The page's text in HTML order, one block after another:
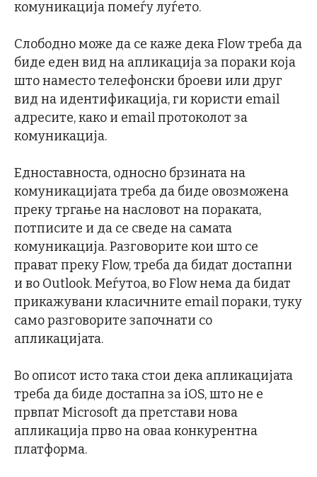
комуникација помеѓу луѓето.
Слободно може да се каже дека Flow треба да
биде еден вид на апликација за пораки која
што наместо телефонски броеви или друг
вид на идентификација, ги користи email
адресите, како и email протоколот за
комуникација.
Едноставноста, односно брзината на
комуникацијата треба да биде овозможена
преку тргање на насловот на пораката,
потписите и да се сведе на самата
комуникација. Разговорите кои што се
прават преку Flow, треба да бидат достапни
и во Outlook. Меѓутоа, во Flow нема да бидат
прикажувани класичните email пораки, туку
само разговорите започнати со
апликацијата.
Во описот исто така стои дека апликацијата
треба да биде достапна за iOS, што не е
првпат Microsoft да претстави нова
апликација прво на оваа конкурентна
платформа.